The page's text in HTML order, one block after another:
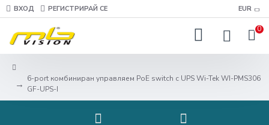
ВХОД РЕГИСТРИРАЙ СЕ EUR
0
6-port комбиниран управляем PoE switch с UPS Wi-Tek WI-PMS306
GF-UPS-I